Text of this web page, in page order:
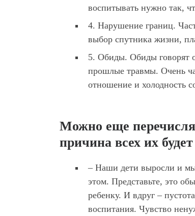
воспитывать нужно так,
4. Нарушение границ.
выбор спутника жизни,
5. Обиды. Обиды говорят о
прошлые травмы. Очень
отношение и холодность
Можно еще
причина всех их
– Наши дети выросли и
этом. Представьте, это
ребенку. И вдруг –
воспитания. Чувство